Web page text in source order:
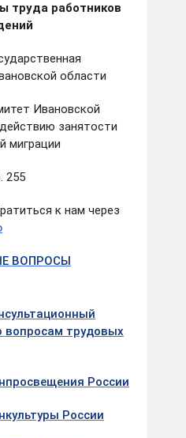
труда работников
области
Ивановской
занятости
миграции
255
к нам через
ВОПРОСЫ
вопросам трудовых
России
России